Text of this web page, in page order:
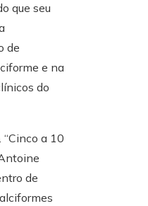
que seu
de
e na
do
“Cinco a 10
de